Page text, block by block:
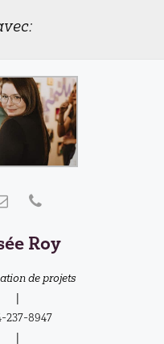
Roy
de projets
|
237-8947
|